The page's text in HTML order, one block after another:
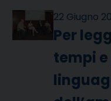
22 Giugno
Per
tempi